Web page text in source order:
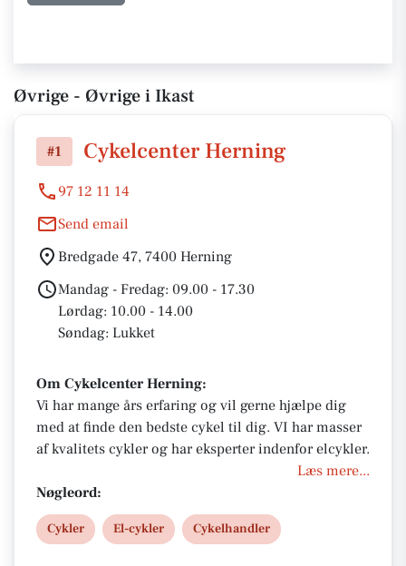
Øvrige - Øvrige i Ikast
#1 Cykelcenter Herning
97 12 11 14
Send email
Bredgade 47, 7400 Herning
Mandag - Fredag: 09.00 - 17.30
Lørdag: 10.00 - 14.00
Søndag: Lukket
Om Cykelcenter Herning:
Vi har mange års erfaring og vil gerne hjælpe dig
med at finde den bedste cykel til dig. VI har masser
af kvalitets cykler og har eksperter indenfor elcykler.
Læs mere...
Nøgleord:
Cykler El-cykler Cykelhandler